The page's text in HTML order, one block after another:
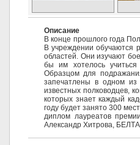
Описание
В конце прошлого года
В учреждении обучаются
областей. Они изучают
бы им хотелось
Образцом для
запечатлены в одном из
известных полководцев,
которых знает каждый
году будет занято 300
диплом лауреатов
Александр Хитрова,